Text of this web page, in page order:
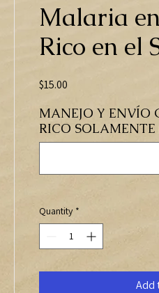
Malaria
Rico en el
$15.00
MANEJO Y ENVÍO
RICO
Quantity *
Add